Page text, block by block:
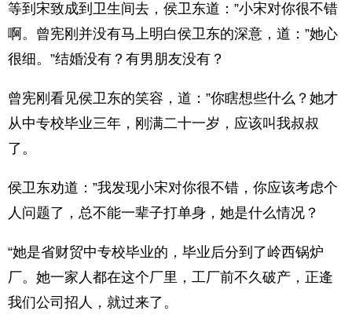
等到宋致成到卫生间去，侯卫东道：”小宋对你很不错
啊。曾宪刚并没有马上明白侯卫东的深意，道：”她心
很细。”结婚没有？有男朋友没有？
曾宪刚看见侯卫东的笑容，道：”你瞎想些什么？她才
从中专校毕业三年，刚满二十一岁，应该叫我叔叔
了。
侯卫东劝道：”我发现小宋对你很不错，你应该考虑个
人问题了，总不能一辈子打单身，她是什么情况？
“她是省财贸中专校毕业的，毕业后分到了岭西锅炉
厂。她一家人都在这个厂里，工厂前不久破产，正逄
我们公司招人，就过来了。